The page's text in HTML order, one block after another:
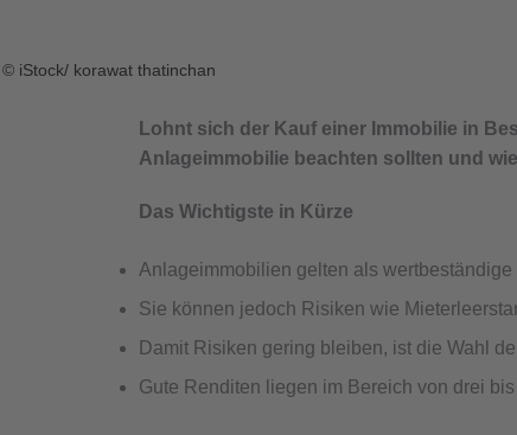
© iStock/ korawat thatinchan
Lohnt sich der Kauf einer Immobilie in
Anlageimmobilie beachten sollten und
Das Wichtigste in Kürze
Anlageimmobilien gelten als
Sie können jedoch Risiken wie
Damit Risiken gering bleiben, ist die Wahl
Gute Renditen liegen im Bereich von drei